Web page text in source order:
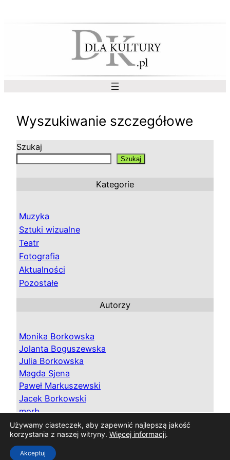
Wyszukiwanie szczegółowe
Szukaj
Szukaj
Kategorie
Muzyka
Sztuki wizualne
Teatr
Fotografia
Aktualności
Pozostałe
Autorzy
Monika Borkowska
Jolanta Boguszewska
Julia Borkowska
Magda Sjena
Paweł Markuszewski
Jacek Borkowski
morb
wis
Używamy ciasteczek, aby zapewnić najlepszą jakość
korzystania z naszej witryny. Więcej informacji.
Akceptuj